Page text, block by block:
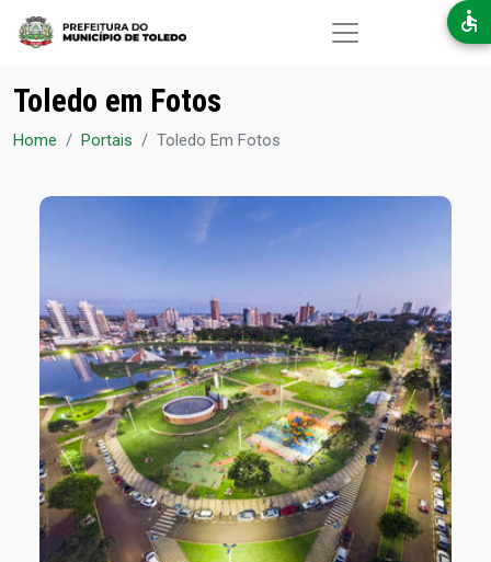
Pular para o conteúdo principal
Toledo em Fotos
Home Portais Toledo Em Fotos